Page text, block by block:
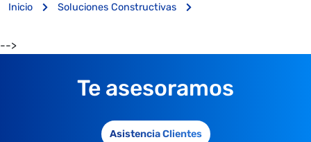
Inicio Soluciones Constructivas
-->
Te asesoramos
Asistencia Clientes